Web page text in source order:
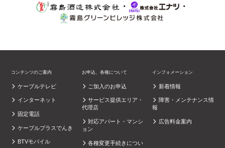
・
・
コンテンツのご案内
ケーブルテレビ
インターネット
固定電話
ケーブルプラスでんき
BTVモバイル
お申込、各種について
ご加入のお申込
サービス提供エリア・
代理店
対応アパート・マンシ
ョン
各種変更手続きについ
インフォメーション
新着情報
障害・メンテナンス情
報
広告料金案内